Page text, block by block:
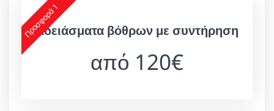
Προσφορά 1
Αδειάσματα βόθρων με συντήρηση
από 120€